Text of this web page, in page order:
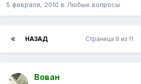
5 февраля, 2010 в Любые вопросы
НАЗАД Страница 9 из 11
Вован